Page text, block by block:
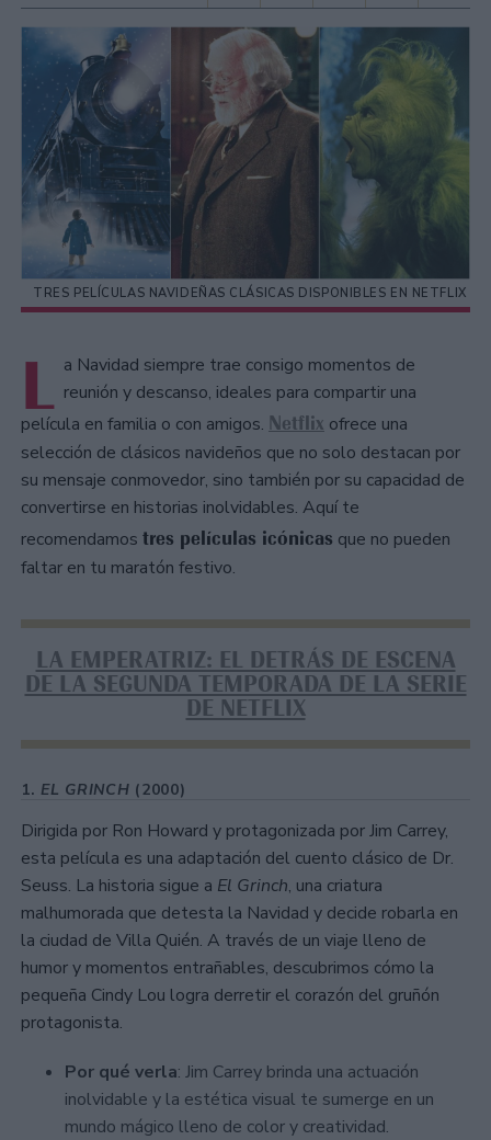
TRES PELÍCULAS NAVIDEÑAS CLÁSICAS DISPONIBLES EN NETFLIX
L a Navidad siempre trae consigo momentos de
reunión y descanso, ideales para compartir una
película en familia o con amigos. Netflix ofrece una
selección de clásicos navideños que no solo destacan por
su mensaje conmovedor, sino también por su capacidad de
convertirse en historias inolvidables. Aquí te
recomendamos tres películas icónicas que no pueden
faltar en tu maratón festivo.
LA EMPERATRIZ: EL DETRÁS DE ESCENA
DE LA SEGUNDA TEMPORADA DE LA SERIE
DE NETFLIX
1. EL GRINCH (2000)
Dirigida por Ron Howard y protagonizada por Jim Carrey,
esta película es una adaptación del cuento clásico de Dr.
Seuss. La historia sigue a El Grinch, una criatura
malhumorada que detesta la Navidad y decide robarla en
la ciudad de Villa Quién. A través de un viaje lleno de
humor y momentos entrañables, descubrimos cómo la
pequeña Cindy Lou logra derretir el corazón del gruñón
protagonista.
Por qué verla: Jim Carrey brinda una actuación
inolvidable y la estética visual te sumerge en un
mundo mágico lleno de color y creatividad.